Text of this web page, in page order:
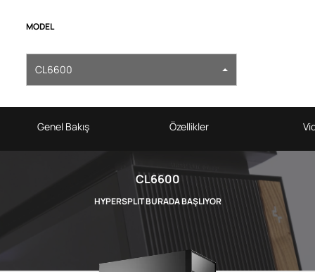
MODEL
CL6600
Genel Bakış Özellikler
CL6600
HYPERSPLIT BURADA BAŞLIYOR